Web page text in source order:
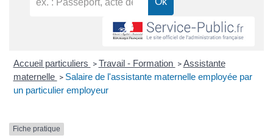
Accueil particuliers > Travail - Formation > Assistante
maternelle > Salaire de l'assistante maternelle employée par
un particulier employeur
Fiche pratique